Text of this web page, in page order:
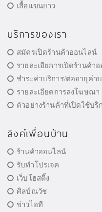
เสื้อแขนยาว
บริการของเรา
สมัครเปิดร้านค้าออนไลน์
รายละเอียการเปิดร้านค้า
ชำระค่าบริการ/ต่ออายุค่า
รายละเอียดการลงโฆษณา
ตัวอย่างร้านค้าที่เปิดใช้บริ
ลิงค์เพื่อนบ้าน
ร้านค้าออนไลน์
รับทำโปรเจค
เว็บโฮสติ้ง
ศิลป์ณวัช
ข่าวไอที